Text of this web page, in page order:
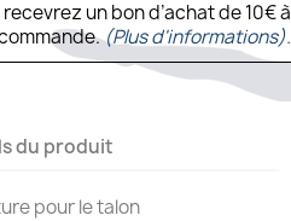
un bon d’achat de 10€ à
(Plus d'informations).
du produit
pour le talon